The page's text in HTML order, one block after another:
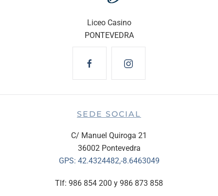
Liceo Casino
PONTEVEDRA
SEDE SOCIAL
C/ Manuel Quiroga 21
36002 Pontevedra
GPS: 42.4324482,-8.6463049
Tlf: 986 854 200 y 986 873 858